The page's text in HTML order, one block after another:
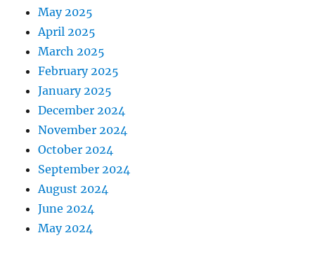
May 2025
April 2025
March 2025
February 2025
January 2025
December 2024
November 2024
October 2024
September 2024
August 2024
June 2024
May 2024